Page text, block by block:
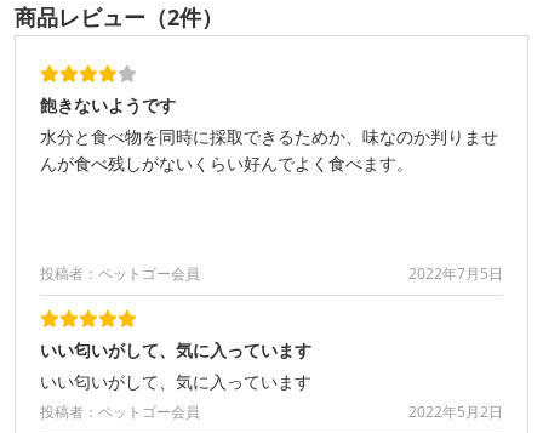
商品レビュー（2件）
飽きないようです
水分と食べ物を同時に採取できるためか、味なのか判りませ
んが食べ残しがないくらい好んでよく食べます。
投稿者：ペットゴー会員 2022年7月5日
いい匂いがして、気に入っています
いい匂いがして、気に入っています
投稿者：ペットゴー会員 2022年5月2日